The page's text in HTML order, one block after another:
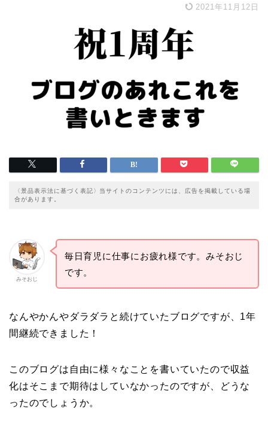
2021年11月12日
〈景品表示法に基づく表記〉当サイトのコンテンツには、広告を掲載している場
合があります。
みそおじ
毎日育児に仕事にお疲れ様です。みそおじ
です。
なんやかんやダラダラと続けていたブログですが、1年
間継続できました！
このブログは自由に様々なことを書いていたので収益
化はそこまで期待はしていなかったのですが、どうな
ったのでしょうか。